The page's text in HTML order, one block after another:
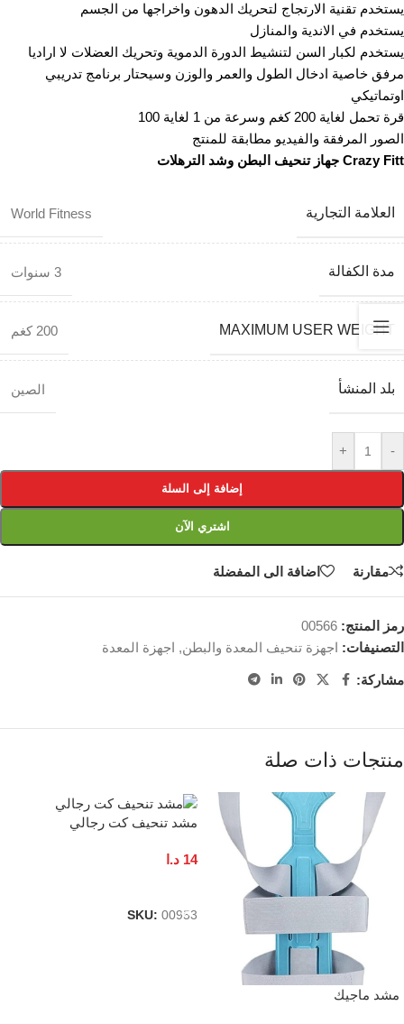
يستخدم تقنية الارتجاج لتحريك الدهون واخراجها من الجسم
يستخدم في الاندية والمنازل
يستخدم لكبار السن لتنشيط الدورة الدموية وتحريك العضلات لا اراديا
مرفق خاصية ادخال الطول والعمر والوزن وسيحتار برنامج تدريبي
اوتماتيكي
قرة تحمل لغاية 200 كغم وسرعة من 1 لغاية 100
الصور المرفقة والفيديو مطابقة للمنتج
Crazy Fitt جهاز تنحيف البطن وشد الترهلات
العلامة التجارية World Fitness
مدة الكفالة 3 سنوات
MAXIMUM USER WEIGHT 200 كغم
بلد المنشأ الصين
-
+
إضافة إلى السلة
اشتري الآن
مقارنة اضافة الى المفضلة
رمز المنتج: 00566
التصنيفات: اجهزة تنحيف المعدة والبطن, اجهزة المعدة
مشاركة:
منتجات ذات صلة
مشد ماجيك
مشد تنحيف كت رجالي
14 د.ا
SKU: 00953